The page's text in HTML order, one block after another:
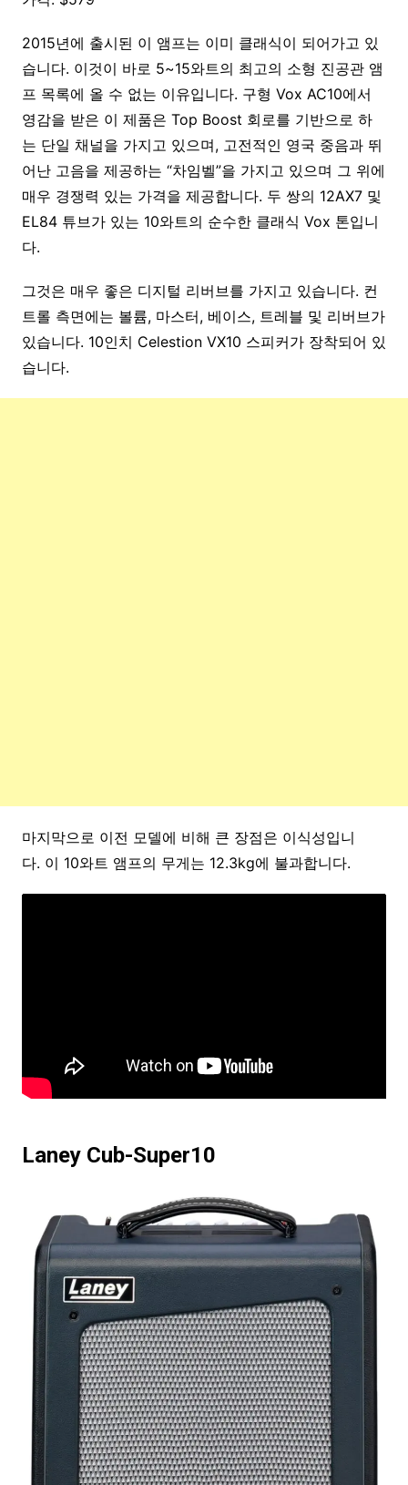
2015년에 출시된 이 앰프는 이미 클래식이 되어가고 있
습니다. 이것이 바로 5~15와트의 최고의 소형 진공관 앰
프 목록에 올 수 없는 이유입니다. 구형 Vox AC10에서
영감을 받은 이 제품은 Top Boost 회로를 기반으로 하
는 단일 채널을 가지고 있으며, 고전적인 영국 중음과 뛰
어난 고음을 제공하는 “차임벨”을 가지고 있으며 그 위에
매우 경쟁력 있는 가격을 제공합니다. 두 쌍의 12AX7 및
EL84 튜브가 있는 10와트의 순수한 클래식 Vox 톤입니
다.
그것은 매우 좋은 디지털 리버브를 가지고 있습니다. 컨
트롤 측면에는 볼륨, 마스터, 베이스, 트레블 및 리버브가
있습니다. 10인치 Celestion VX10 스피커가 장착되어 있
습니다.
마지막으로 이전 모델에 비해 큰 장점은 이식성입니
다. 이 10와트 앰프의 무게는 12.3kg에 불과합니다.
Laney Cub-Super10